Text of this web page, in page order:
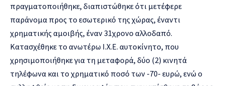
πραγματοποιήθηκε, διαπιστώθηκε ότι μετέφερε
παράνομα προς το εσωτερικό της χώρας, έναντι
χρηματικής αμοιβής, έναν 31χρονο αλλοδαπό.
Κατασχέθηκε το ανωτέρω Ι.Χ.Ε. αυτοκίνητο, που
χρησιμοποιήθηκε για τη μεταφορά, δύο (2) κινητά
τηλέφωνα και το χρηματικό ποσό των -70- ευρώ, ενώ ο